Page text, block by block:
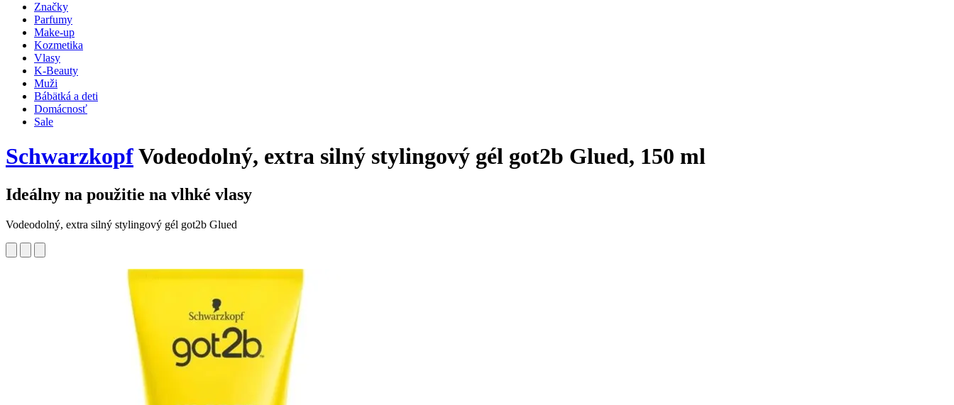
Značky
Parfumy
Make-up
Kozmetika
Vlasy
K-Beauty
Muži
Bábätká a deti
Domácnosť
Sale
SchwarzkopfVodeodolný, extra silný stylingový gél got2b Glued, 150 ml
Ideálny na použitie na vlhké vlasy
Vodeodolný, extra silný stylingový gél got2b Glued